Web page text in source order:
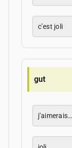
c’est joli
gut
j’aimerais…